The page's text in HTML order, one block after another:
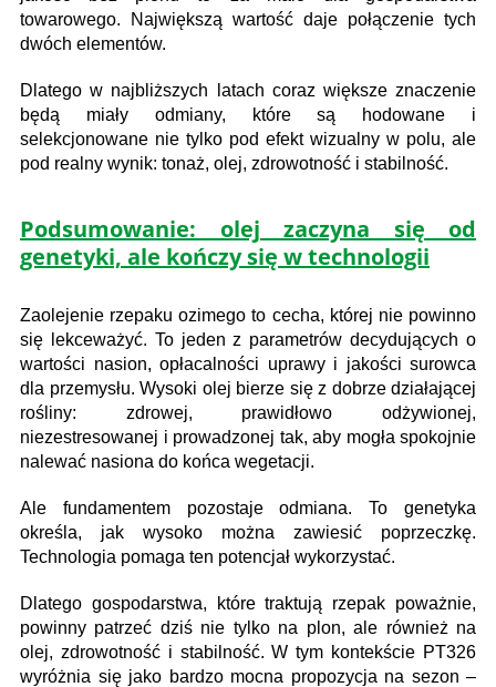
towarowego. Największą wartość daje połączenie tych
dwóch elementów.
Dlatego w najbliższych latach coraz większe znaczenie
będą miały odmiany, które są hodowane i
selekcjonowane nie tylko pod efekt wizualny w polu, ale
pod realny wynik: tonaż, olej, zdrowotność i stabilność.
Podsumowanie: olej zaczyna się od
genetyki, ale kończy się w technologii
Zaolejenie rzepaku ozimego to cecha, której nie powinno
się lekceważyć. To jeden z parametrów decydujących o
wartości nasion, opłacalności uprawy i jakości surowca
dla przemysłu. Wysoki olej bierze się z dobrze działającej
rośliny: zdrowej, prawidłowo odżywionej,
niezestresowanej i prowadzonej tak, aby mogła spokojnie
nalewać nasiona do końca wegetacji.
Ale fundamentem pozostaje odmiana. To genetyka
określa, jak wysoko można zawiesić poprzeczkę.
Technologia pomaga ten potencjał wykorzystać.
Dlatego gospodarstwa, które traktują rzepak poważnie,
powinny patrzeć dziś nie tylko na plon, ale również na
olej, zdrowotność i stabilność. W tym kontekście PT326
wyróżnia się jako bardzo mocna propozycja na sezon –